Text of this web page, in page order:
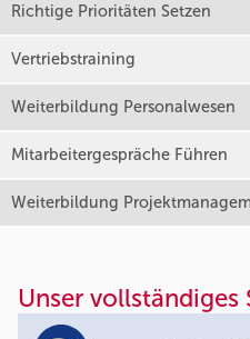
Richtige Prioritäten Setzen
Vertriebstraining
Weiterbildung Personalwesen
Mitarbeitergespräche Führen
Weiterbildung
Unser vollständiges